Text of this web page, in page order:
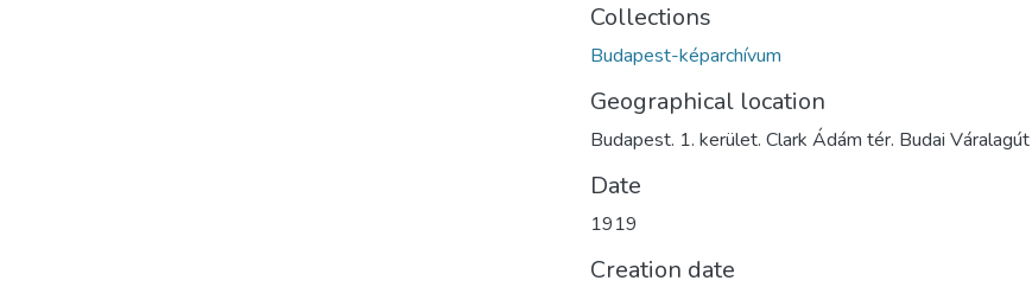
Collections
Budapest-képarchívum
Geographical location
Budapest. 1. kerület. Clark Ádám tér. Budai Váralagút
Date
1919
Creation date